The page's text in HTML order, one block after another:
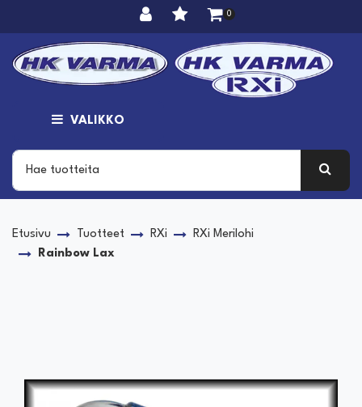
0
VALIKKO
Etusivu Tuotteet RXi
RXi Merilohi
Rainbow Lax